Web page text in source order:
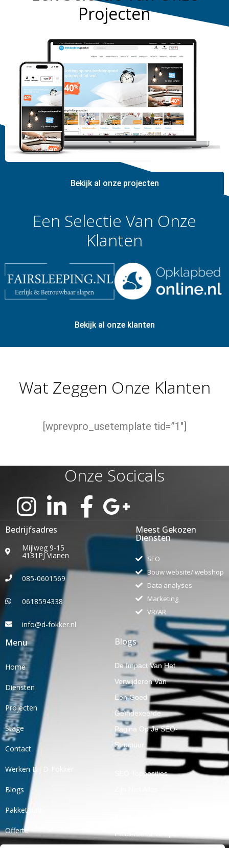
Projecten
Bekijk al onze projecten
Een Selectie Van Onze
Klanten
Bekijk al onze klanten
Wat Zeggen Onze Klanten
[wprevpro_usetemplate tid=”1″]
Onze Socicals
Bedrijfsadres
Mijlweg 9-15
4131PJ Vianen
085-0601569
0618594338
info@d-fokker.nl
Meest Gekozen
Diensten
SEO
Bouw website/ webshop
Data analyses
Marketing
VR/AR
Menu
Home
Diensten
Projecten
Stage
Contact
Werken Bij D-Fokker
Blogs
Pakketpunt
Offerte
Blogs
De Impact Van Het
Verwijderen Van
Een Goed
Geïndexeerde
Pagina Op Je SEO-
Structuur
SEO Topposities
Efficiënte SEO Tips!